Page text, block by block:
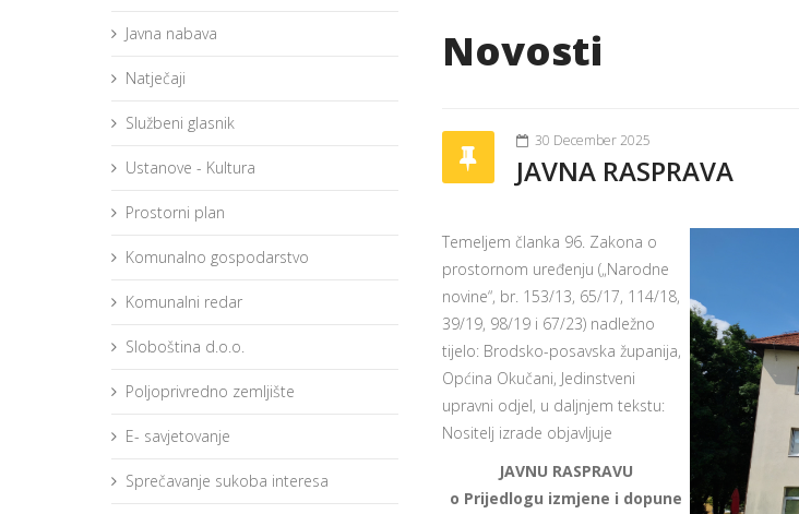
Javna nabava
Natječaji
Službeni glasnik
Ustanove - Kultura
Prostorni plan
Komunalno gospodarstvo
Komunalni redar
Sloboština d.o.o.
Poljoprivredno zemljište
E- savjetovanje
Sprečavanje sukoba interesa
Novosti
30 December 2025
JAVNA RASPRAVA
Temeljem članka 96. Zakona o
prostornom uređenju („Narodne
novine“, br. 153/13, 65/17, 114/18,
39/19, 98/19 i 67/23) nadležno
tijelo: Brodsko-posavska županija,
Općina Okučani, Jedinstveni
upravni odjel, u daljnjem tekstu:
Nositelj izrade objavljuje
JAVNU RASPRAVU
o Prijedlogu izmjene i dopune